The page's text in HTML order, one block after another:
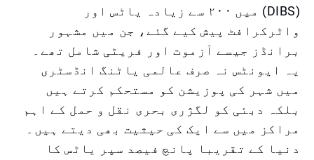
(DIBS) میں ۲۰۰ سے زیادہ یاٹس اور
واٹرکرافٹ پیش کیے گئے، جن میں مشہور
برانڈز جیسے آزموت اور فریٹی شامل تھے۔
یہ ایونٹس نہ صرف عالمی یاٹنگ انڈسٹری
میں شہر کی پوزیشن کو مستحکم کرتے ہیں
بلکہ دبئی کو لگژری بحری نقل و حمل کے اہم
مراکز میں سے ایک کی حیثیت بھی دیتے ہیں۔
دنیا کے تقریبا پانچ فیصد سپر یاٹس کا